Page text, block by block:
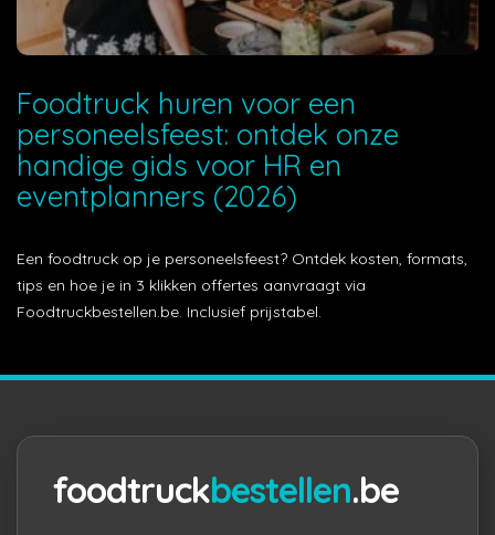
Foodtruck huren voor een
personeelsfeest: ontdek onze
handige gids voor HR en
eventplanners (2026)
Een foodtruck op je personeelsfeest? Ontdek kosten, formats,
tips en hoe je in 3 klikken offertes aanvraagt via
Foodtruckbestellen.be. Inclusief prijstabel.
foodtruckbestellen.be